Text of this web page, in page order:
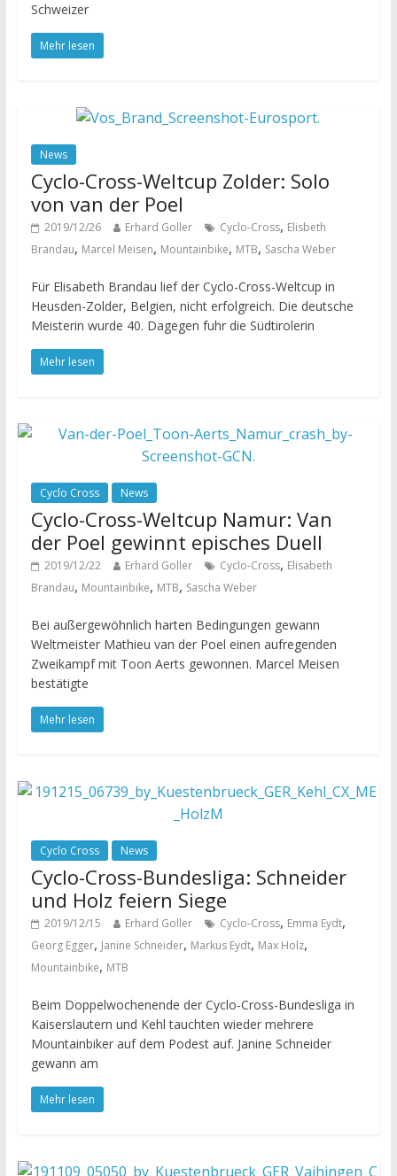
Schweizer
Mehr lesen
News
Cyclo-Cross-Weltcup Zolder: Solo
von van der Poel
2019/12/26 Erhard Goller Cyclo-Cross, Elisbeth
Brandau, Marcel Meisen, Mountainbike, MTB, Sascha Weber
Für Elisabeth Brandau lief der Cyclo-Cross-Weltcup in
Heusden-Zolder, Belgien, nicht erfolgreich. Die deutsche
Meisterin wurde 40. Dagegen fuhr die Südtirolerin
Mehr lesen
Cyclo Cross News
Cyclo-Cross-Weltcup Namur: Van
der Poel gewinnt episches Duell
2019/12/22 Erhard Goller Cyclo-Cross, Elisabeth
Brandau, Mountainbike, MTB, Sascha Weber
Bei außergewöhnlich harten Bedingungen gewann
Weltmeister Mathieu van der Poel einen aufregenden
Zweikampf mit Toon Aerts gewonnen. Marcel Meisen
bestätigte
Mehr lesen
Cyclo Cross News
Cyclo-Cross-Bundesliga: Schneider
und Holz feiern Siege
2019/12/15 Erhard Goller Cyclo-Cross, Emma Eydt,
Georg Egger, Janine Schneider, Markus Eydt, Max Holz,
Mountainbike, MTB
Beim Doppelwochenende der Cyclo-Cross-Bundesliga in
Kaiserslautern und Kehl tauchten wieder mehrere
Mountainbiker auf dem Podest auf. Janine Schneider
gewann am
Mehr lesen